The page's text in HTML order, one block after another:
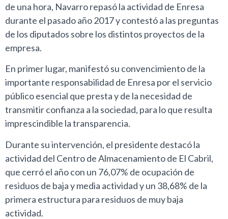
de una hora, Navarro repasó la actividad de Enresa
durante el pasado año 2017 y contestó a las preguntas
de los diputados sobre los distintos proyectos de la
empresa.
En primer lugar, manifestó su convencimiento de la
importante responsabilidad de Enresa por el servicio
público esencial que presta y de la necesidad de
transmitir confianza a la sociedad, para lo que resulta
imprescindible la transparencia.
Durante su intervención, el presidente destacó la
actividad del Centro de Almacenamiento de El Cabril,
que cerró el año con un 76,07% de ocupación de
residuos de baja y media actividad y un 38,68% de la
primera estructura para residuos de muy baja
actividad.